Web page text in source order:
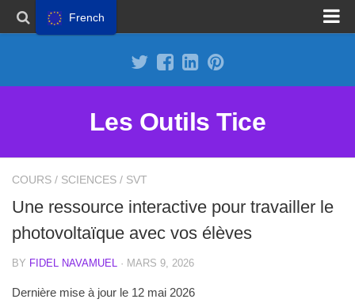
Les Outils Tice
COURS / SCIENCES / SVT
Une ressource interactive pour travailler le
photovoltaïque avec vos élèves
BY FIDEL NAVAMUEL · MARS 9, 2026
Dernière mise à jour le 12 mai 2026
French